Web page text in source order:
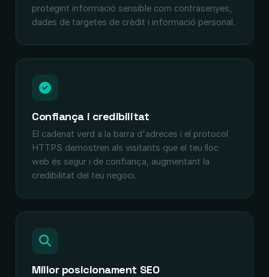
protegint informació sensible com contrasenyes,
dades de targetes de crèdit i informació personal.
Confiança i credibilitat
El cadenat verd a la barra d'adreces i el protocol
HTTPS demostren als visitants que el teu lloc
web és segur i de confiança, augmentant la
credibilitat del teu negoci.
Millor posicionament SEO